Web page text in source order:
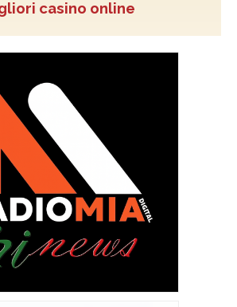
casino online